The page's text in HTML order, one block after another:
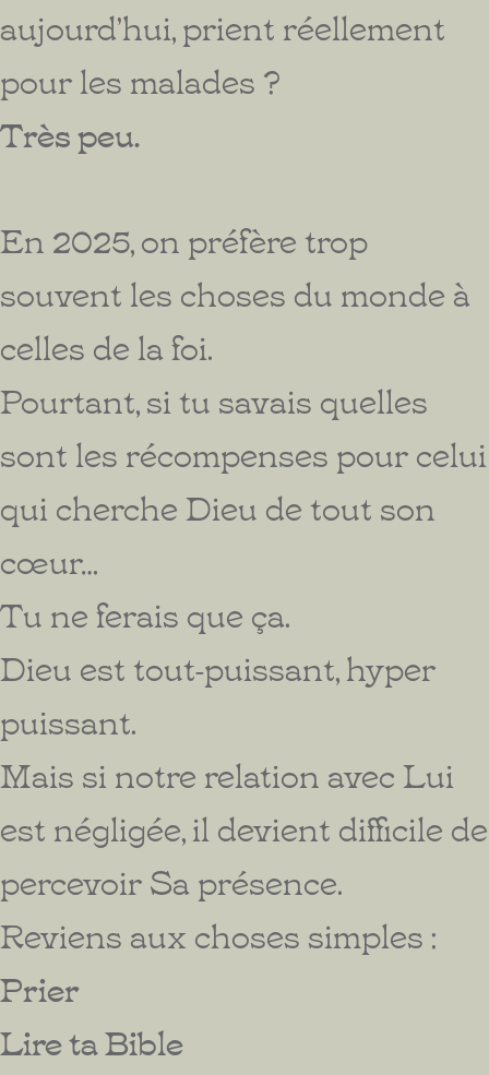
aujourd’hui, prient réellement
pour les malades ?
Très peu.
En 2025, on préfère trop
souvent les choses du monde à
celles de la foi.
Pourtant, si tu savais quelles
sont les récompenses pour celui
qui cherche Dieu de tout son
cœur…
Tu ne ferais que ça.
Dieu est tout-puissant, hyper
puissant.
Mais si notre relation avec Lui
est négligée, il devient difficile de
percevoir Sa présence.
Reviens aux choses simples :
Prier
Lire ta Bible